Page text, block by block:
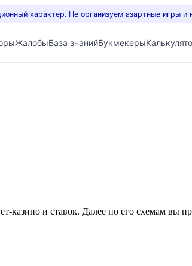
характер. Не организуем азартные игры и
ЖалобыБаза знанийБукмекеры
и ставок. Далее по его схемам вы